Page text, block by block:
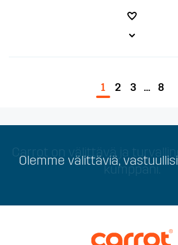
1 2 3 … 8
Olemme välittäviä,
Carrot on välittävä ja
kumppani.